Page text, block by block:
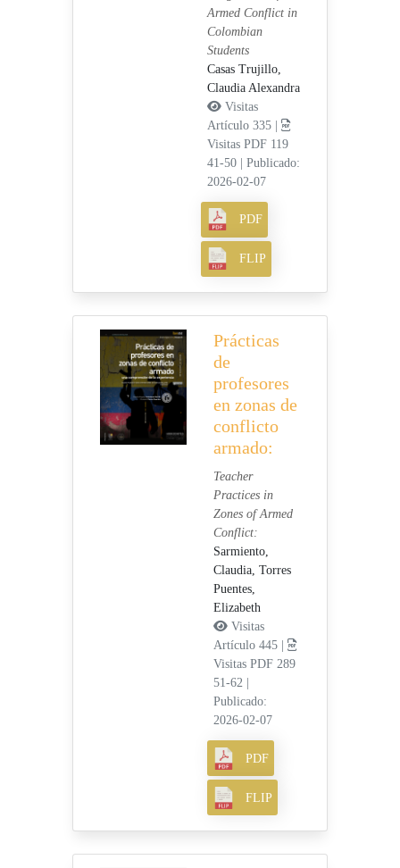
Armed Conflict in
Colombian
Students
Casas Trujillo,
Claudia Alexandra
Visitas
Artículo 335 |
Visitas PDF 119
41-50
Publicado:
2026-02-07
PDF
FLIP
Prácticas
de
profesores
en zonas de
conflicto
armado:
Teacher
Practices in
Zones of Armed
Conflict:
Sarmiento,
Claudia, Torres
Puentes,
Elizabeth
Visitas
Artículo 445 |
Visitas PDF 289
51-62
Publicado:
2026-02-07
PDF
FLIP